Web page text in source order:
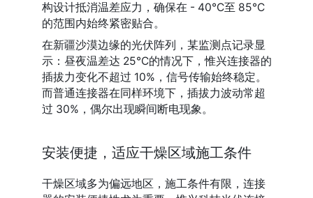
构设计抵消温差应力，确保在 - 40℃至 85℃
的范围内始终紧密贴合。
在新疆沙漠边缘的光伏阵列，某监测点记录显
示：昼夜温差达 25℃的情况下，惟兴连接器的
插拔力变化不超过 10%，信号传输始终稳定。
而普通连接器在同样环境下，插拔力波动常超
过 30%，偶尔出现瞬间断电现象。
安装便捷，适应干燥区域施工条件
干燥区域多为偏远地区，施工条件有限，连接